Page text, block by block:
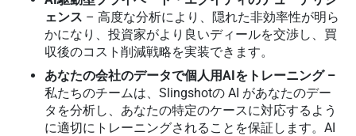
ェンス – 高度な分析により、隠れた非効率性が明ら
かになり、投資家がより良いディールを交渉し、買
収後のコスト削減戦略を実装できます。
あなたの会社のデータで個人用AIをトレーニング –
私たちのチームは、Slingshotの AI があなたのデー
タを分析し、あなたの特定のケースに対応するよう
に適切にトレーニングされることを保証します。AI